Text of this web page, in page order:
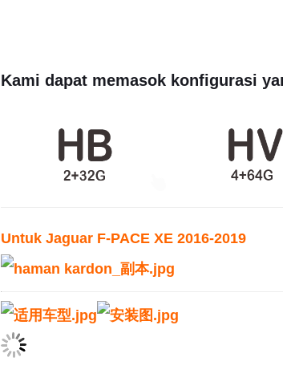
Kami dapat memasok konfigurasi
Untuk Jaguar F-PACE XE 2016-2019